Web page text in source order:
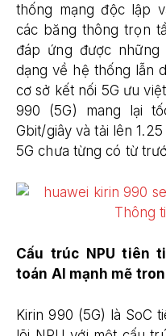
thống mạng độc lập
các băng thông trọn
đáp ứng được
dạng về hệ thống lẫn
cơ sở kết nối 5G ưu
990 (5G) mang lại
Gbit/giây và tải lên
5G chưa từng có từ
Cấu trúc NPU tiên
toán AI mạnh mẽ
Kirin 990 (5G) là SoC